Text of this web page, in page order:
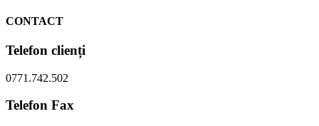
CONTACT
Telefon clienți
0771.742.502
Telefon Fax